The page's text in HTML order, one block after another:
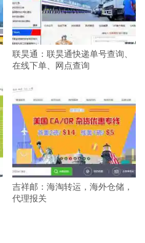
联昊通：联昊通快递单号查询、
在线下单、网点查询
吉祥邮：海淘转运，海外仓储，
代理报关